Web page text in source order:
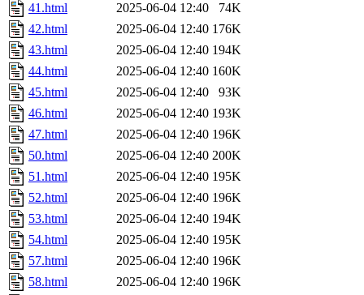
41.html
2025-06-04 12:40
74K
42.html
2025-06-04 12:40 176K
43.html
2025-06-04 12:40 194K
44.html
2025-06-04 12:40 160K
45.html
2025-06-04 12:40
93K
46.html
2025-06-04 12:40 193K
47.html
2025-06-04 12:40 196K
50.html
2025-06-04 12:40 200K
51.html
2025-06-04 12:40 195K
52.html
2025-06-04 12:40 196K
53.html
2025-06-04 12:40 194K
54.html
2025-06-04 12:40 195K
57.html
2025-06-04 12:40 196K
58.html
2025-06-04 12:40 196K